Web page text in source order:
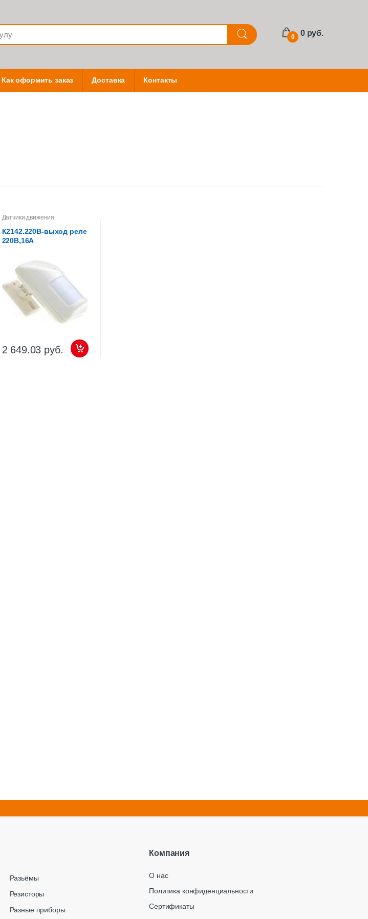
0 0 руб.
Как оформить заказ Доставка Контакты
Датчики движения
К2142.220В-выход реле
220В,16А
2 649.03 руб.
Разьёмы
Резисторы
Разные приборы
Компания
О нас
Политика конфиденциальности
Сертификаты